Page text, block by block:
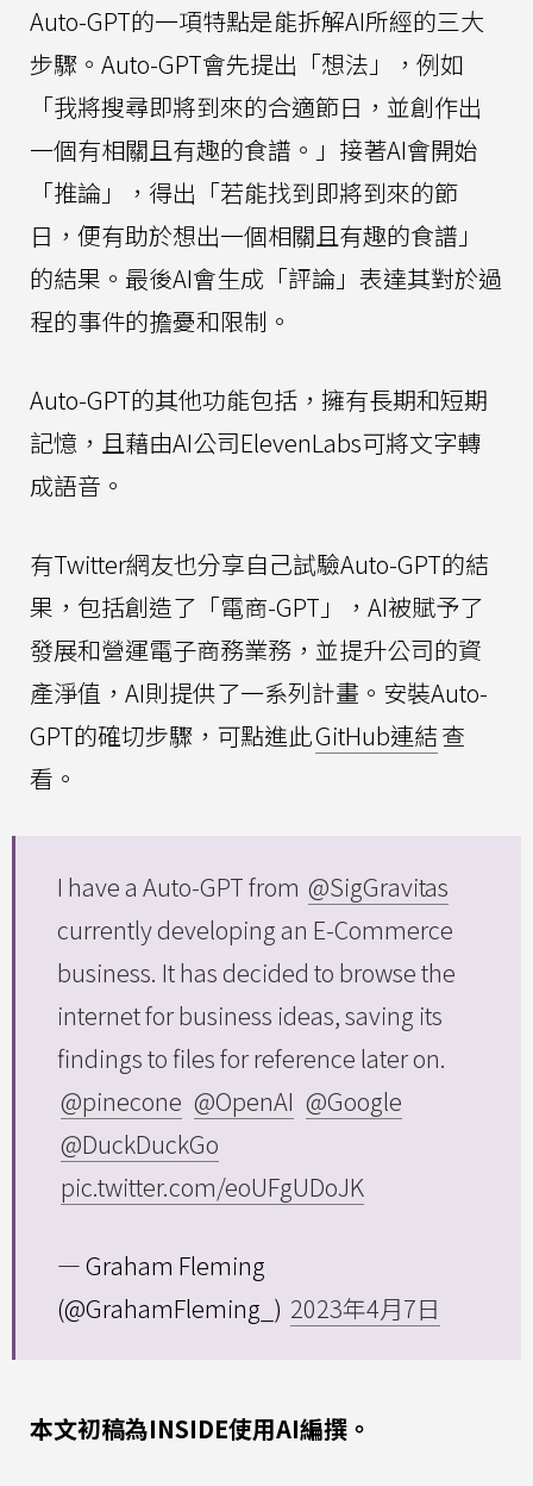
Auto-GPT的一項特點是能拆解AI所經的三大
步驟。Auto-GPT會先提出「想法」，例如
「我將搜尋即將到來的合適節日，並創作出
一個有相關且有趣的食譜。」接著AI會開始
「推論」，得出「若能找到即將到來的節
日，便有助於想出一個相關且有趣的食譜」
的結果。最後AI會生成「評論」表達其對於過
程的事件的擔憂和限制。
Auto-GPT的其他功能包括，擁有長期和短期
記憶，且藉由AI公司ElevenLabs可將文字轉
成語音。
有Twitter網友也分享自己試驗Auto-GPT的結
果，包括創造了「電商-GPT」，AI被賦予了
發展和營運電子商務業務，並提升公司的資
產淨值，AI則提供了一系列計畫。安裝Auto-
GPT的確切步驟，可點進此GitHub連結查
看。
I have a Auto-GPT from @SigGravitas
currently developing an E-Commerce
business. It has decided to browse the
internet for business ideas, saving its
findings to files for reference later on.
@pinecone @OpenAI @Google
@DuckDuckGo
pic.twitter.com/eoUFgUDoJK
— Graham Fleming
(@GrahamFleming_) 2023年4月7日
本文初稿為INSIDE使用AI編撰。